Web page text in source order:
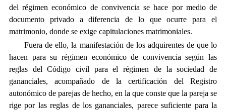
del régimen económico de convivencia se hace por medio de
documento privado a diferencia de lo que ocurre para el
matrimonio, donde se exige capitulaciones matrimoniales.
Fuera de ello, la manifestación de los adquirentes de que lo
hacen para su régimen económico de convivencia según las
reglas del Código civil para el régimen de la sociedad de
gananciales, acompañado de la certificación del Registro
autonómico de parejas de hecho, en la que conste que la pareja se
rige por las reglas de los gananciales, parece suficiente para la